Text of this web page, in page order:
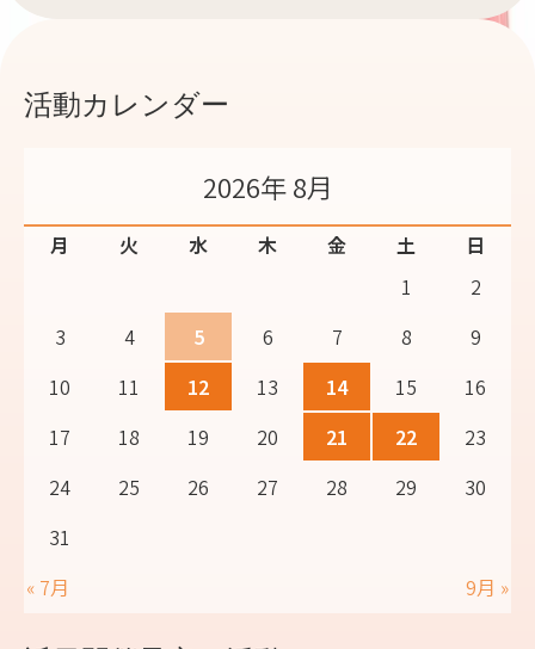
活動カレンダー
2026年 8月
月 火 水 木 金 土
日
1
2
3
4 5 6 7 8
9
10
11 12 13 14 15
16
17
18 19 20 21 22
23
24
25 26 27 28 29
30
31
« 7月
9月 »